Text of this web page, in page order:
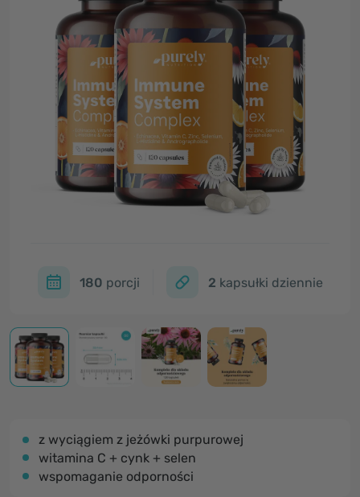
180 porcji 2 kapsułki dziennie
z wyciągiem z jeżówki purpurowej
witamina C + cynk + selen
wspomaganie odporności